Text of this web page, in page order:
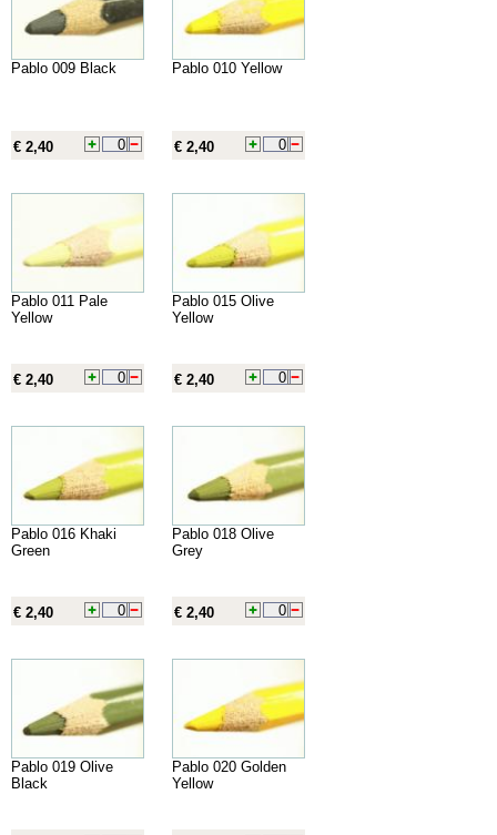
Pablo 009 Black
€ 2,40
Pablo 010 Yellow
€ 2,40
Pablo 011 Pale
Yellow
€ 2,40
Pablo 015 Olive
Yellow
€ 2,40
Pablo 016 Khaki
Green
€ 2,40
Pablo 018 Olive
Grey
€ 2,40
Pablo 019 Olive
Black
Pablo 020 Golden
Yellow